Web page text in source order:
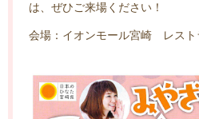
は、ぜひご来場ください！
会場：イオンモール宮崎 レスト